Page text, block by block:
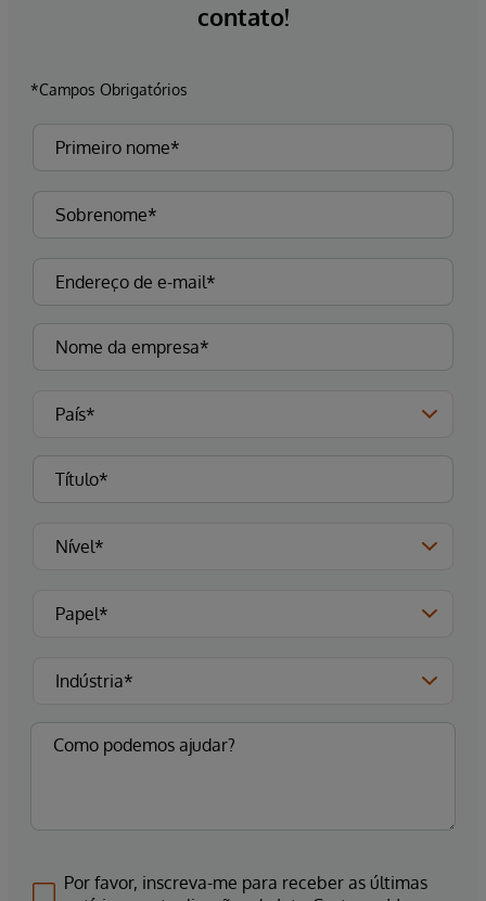
contato!
*Campos Obrigatórios
Por favor, inscreva-me para receber as últimas